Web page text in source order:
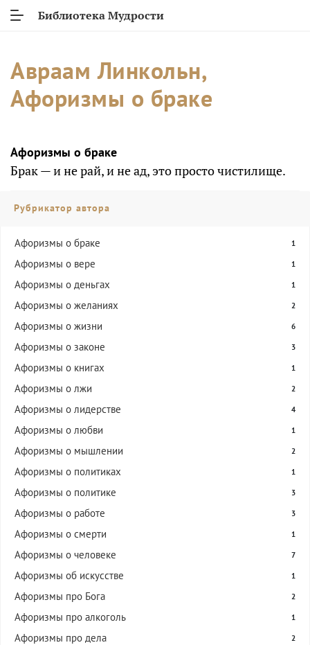
Библиотека Мудрости
Авраам Линкольн,
Афоризмы о браке
Афоризмы о браке
Брак — и не рай, и не ад, это просто чистилище.
Рубрикатор автора
Афоризмы о браке 1
Афоризмы о вере 1
Афоризмы о деньгах 1
Афоризмы о желаниях 2
Афоризмы о жизни 6
Афоризмы о законе 3
Афоризмы о книгах 1
Афоризмы о лжи 2
Афоризмы о лидерстве 4
Афоризмы о любви 1
Афоризмы о мышлении 2
Афоризмы о политиках 1
Афоризмы о политике 3
Афоризмы о работе 3
Афоризмы о смерти 1
Афоризмы о человеке 7
Афоризмы об искусстве 1
Афоризмы про Бога 2
Афоризмы про алкоголь 1
Афоризмы про дела 2